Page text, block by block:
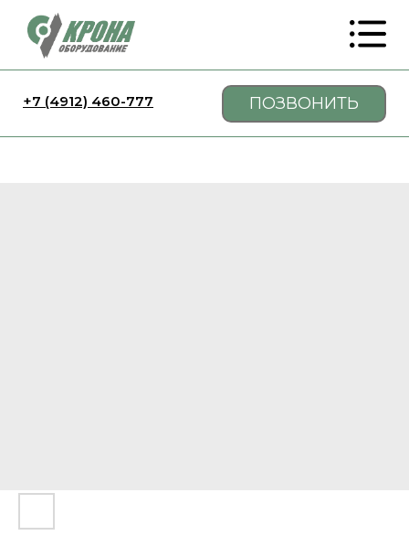
+7 (4912) 460-777 ПОЗВОНИТЬ